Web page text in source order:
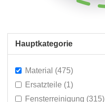
Hauptkategorie
Material (475)
Ersatzteile (1)
Fensterreinigung (315)